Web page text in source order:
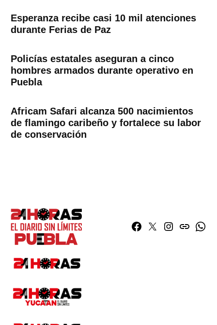
Esperanza recibe casi 10 mil atenciones
durante Ferias de Paz
Policías estatales aseguran a cinco
hombres armados durante operativo en
Puebla
Africam Safari alcanza 500 nacimientos
de flamingo caribeño y fortalece su labor
de conservación
Facebook
TwitterInstagram
issuu